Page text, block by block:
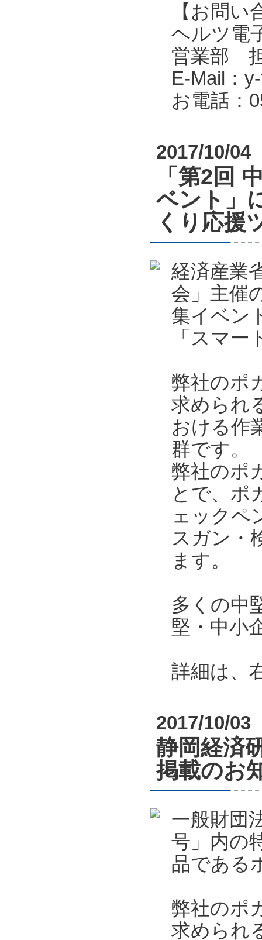
【お問い
ヘルツ電
営業部
E-Mail：
お電話：
2017/10/04
「第2回
ベント」
くり応援
経済産業
会」主催
集イベン
「スマ
弊社のポ
求められ
おける作
群です。
弊社のポ
とで、ポ
ェックペ
スガン・
ます。
多くの中
堅・中小
詳細は、
2017/10/03
静岡経済
掲載のお
一般財団
号」内の
品である
弊社のポ
求められ